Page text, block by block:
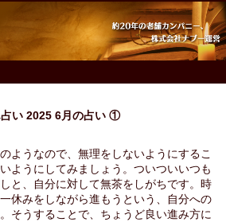
い 2025 6月の占い ①
ようなので、無理をしないようにするこ
ようにしてみましょう。ついついいつも
と、自分に対して無茶をしがちです。時
休みをしながら進もうという、自分への
そうすることで、ちょうど良い進み方に